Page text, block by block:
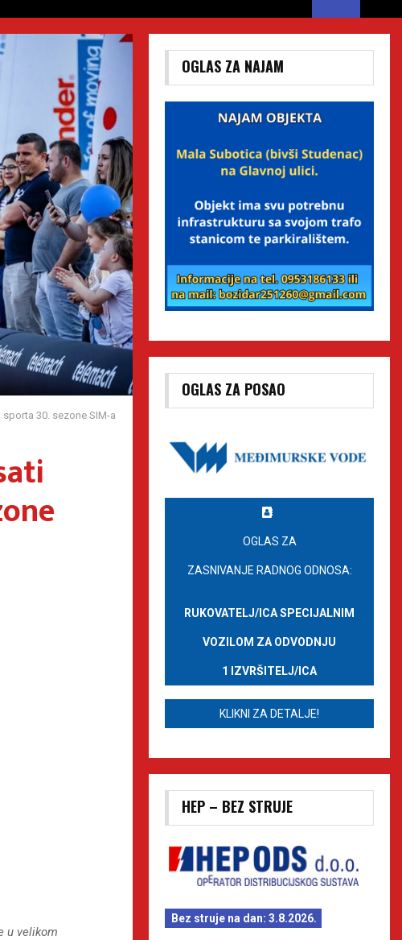
30. sezone SIM-a
u velikom
OGLAS ZA NAJAM
OGLAS ZA POSAO
OGLAS ZA
ZASNIVANJE RADNOG ODNOSA:
RUKOVATELJ/ICA SPECIJALNIM
VOZILOM ZA ODVODNJU
1 IZVRŠITELJ/ICA
KLIKNI ZA DETALJE!
HEP – BEZ STRUJE
Bez struje na dan: 3.8.2026.